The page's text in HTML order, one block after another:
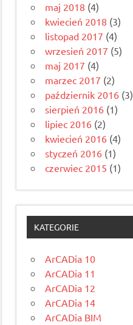
maj 2018 (4)
kwiecień 2018 (3)
listopad 2017 (4)
wrzesień 2017 (5)
maj 2017 (4)
marzec 2017 (2)
październik 2016 (3)
sierpień 2016 (1)
lipiec 2016 (2)
kwiecień 2016 (4)
styczeń 2016 (1)
czerwiec 2015 (1)
KATEGORIE
ArCADia 10
ArCADia 11
ArCADia 12
ArCADia 14
ArCADia BIM